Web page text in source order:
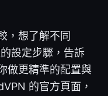
，想了解不同
設定步驟，告訴
做更精準的配置與
的官方頁面，